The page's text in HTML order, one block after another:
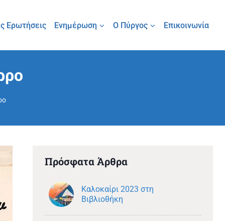
Ερωτήσεις Ενημέρωση Ο Πύργος Επικοινωνία
Πρόσφατα Άρθρα
Καλοκαίρι 2023 στη
Βιβλιοθήκη